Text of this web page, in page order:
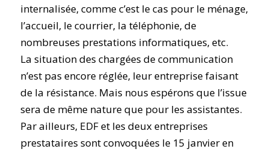
internalisée, comme c’est le cas pour le ménage,
l’accueil, le courrier, la téléphonie, de
nombreuses prestations informatiques, etc.
La situation des chargées de communication
n’est pas encore réglée, leur entreprise faisant
de la résistance. Mais nous espérons que l’issue
sera de même nature que pour les assistantes.
Par ailleurs, EDF et les deux entreprises
prestataires sont convoquées le 15 janvier en